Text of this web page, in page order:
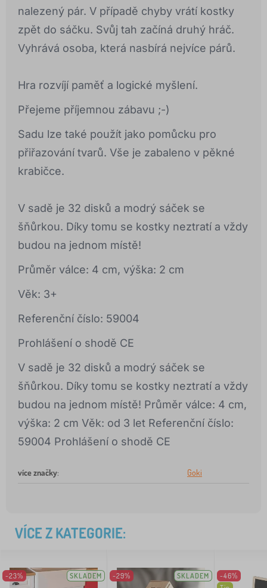
nalezený pár. V případě chyby vrátí kostky
zpět do sáčku. Svůj tah začíná druhý hráč.
Vyhrává osoba, která nasbírá nejvíce párů.
Hra rozvíjí paměť a logické myšlení.
Přejeme příjemnou zábavu ;-)
Sadu lze také použít jako pomůcku pro
přiřazování tvarů. Vše je zabaleno v pěkné
krabičce.
V sadě je 32 disků a modrý sáček se
šňůrkou. Díky tomu se kostky neztratí a vždy
budou na jednom místě!
Průměr válce: 4 cm, výška: 2 cm
Věk: 3+
Referenční číslo: 59004
Prohlášení o shodě CE
V sadě je 32 disků a modrý sáček se
šňůrkou. Díky tomu se kostky neztratí a vždy
budou na jednom místě! Průměr válce: 4 cm,
výška: 2 cm Věk: od 3 let Referenční číslo:
59004 Prohlášení o shodě CE
více značky: Goki
VÍCE Z KATEGORIE:
-23% SKLADEM -29% SKLADEM
-46%